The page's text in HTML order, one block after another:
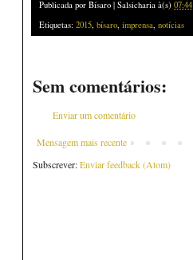
Publicada por Bísaro | Salsicharia à(s) 07:44
Etiquetas: 2015, bísaro, imprensa, notícias
Sem comentários:
Enviar um comentário
Mensagem mais recente
Subscrever:Enviar feedback (Atom)